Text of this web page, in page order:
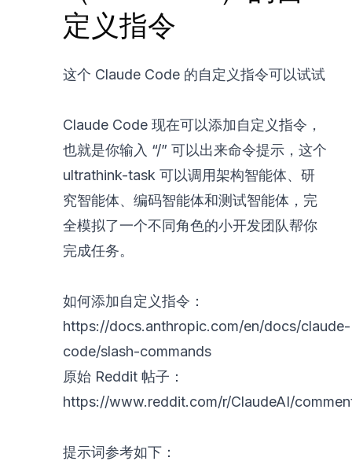
定义指令
这个 Claude Code 的自定义指令可以试试
Claude Code 现在可以添加自定义指令，
也就是你输入 “/” 可以出来命令提示，这个
ultrathink-task 可以调用架构智能体、研
究智能体、编码智能体和测试智能体，完
全模拟了一个不同角色的小开发团队帮你
完成任务。
如何添加自定义指令：
https://docs.anthropic.com/en/docs/claude-
code/slash-commands
原始 Reddit 帖子：
https://www.reddit.com/r/ClaudeAI/
提示词参考如下：